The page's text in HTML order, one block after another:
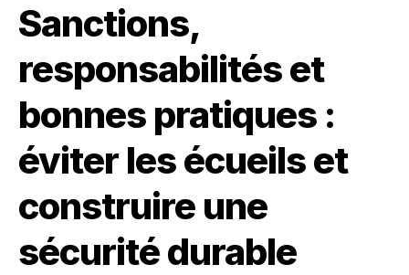
Sanctions,
responsabilités et
bonnes pratiques :
éviter les écueils et
construire une
sécurité durable